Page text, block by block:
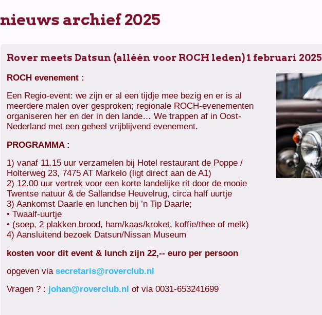
nieuws archief 2025
Rover meets Datsun (alléén voor ROCH leden) 1 februari 2025
ROCH evenement :
Een Regio-event: we zijn er al een tijdje mee bezig en er is al
meerdere malen over gesproken; regionale ROCH-evenementen
organiseren her en der in den lande… We trappen af in Oost-
Nederland met een geheel vrijblijvend evenement.
PROGRAMMA :
1) vanaf 11.15 uur verzamelen bij Hotel restaurant de Poppe /
Holterweg 23, 7475 AT Markelo (ligt direct aan de A1)
2) 12.00 uur vertrek voor een korte landelijke rit door de mooie
Twentse natuur & de Sallandse Heuvelrug, circa half uurtje
3) Aankomst Daarle en lunchen bij ’n Tip Daarle;
• Twaalf-uurtje
• (soep, 2 plakken brood, ham/kaas/kroket, koffie/thee of melk)
4) Aansluitend bezoek Datsun/Nissan Museum
kosten voor dit event & lunch zijn 22,-- euro per persoon
opgeven via secretaris@roverclub.nl
Vragen ? : johan@roverclub.nl of via 0031-653241699